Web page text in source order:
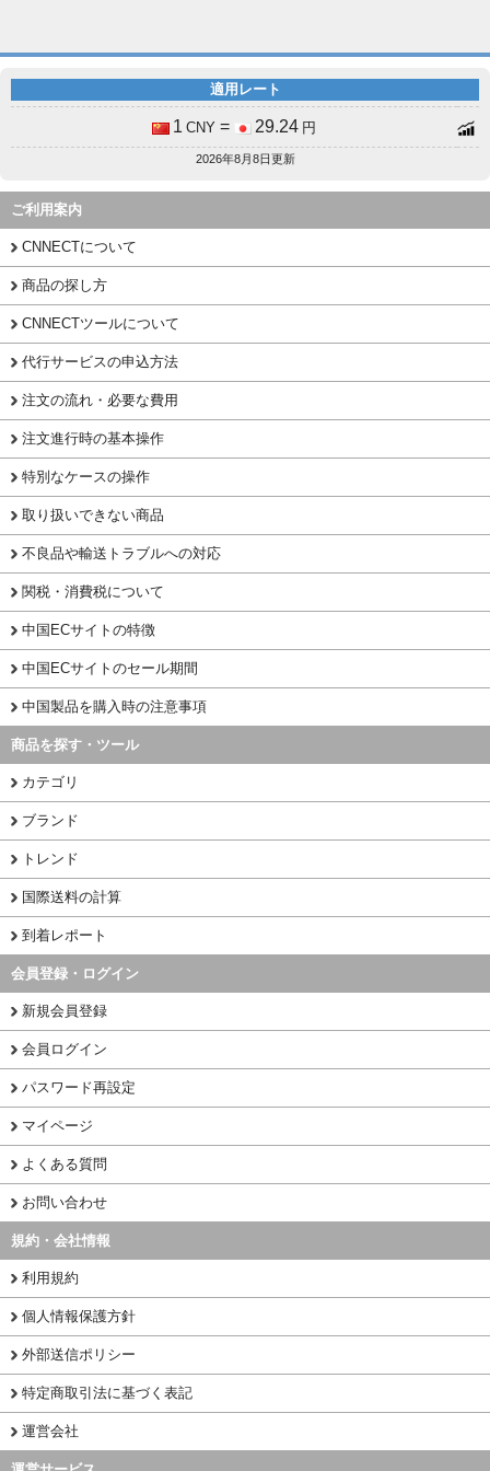
適用レート
1 CNY = 29.24 円
2026年8月8日更新
ご利用案内
CNNECTについて
商品の探し方
CNNECTツールについて
代行サービスの申込方法
注文の流れ・必要な費用
注文進行時の基本操作
特別なケースの操作
取り扱いできない商品
不良品や輸送トラブルへの対応
関税・消費税について
中国ECサイトの特徴
中国ECサイトのセール期間
中国製品を購入時の注意事項
商品を探す・ツール
カテゴリ
ブランド
トレンド
国際送料の計算
到着レポート
会員登録・ログイン
新規会員登録
会員ログイン
パスワード再設定
マイページ
よくある質問
お問い合わせ
規約・会社情報
利用規約
個人情報保護方針
外部送信ポリシー
特定商取引法に基づく表記
運営会社